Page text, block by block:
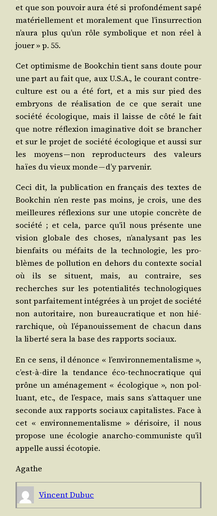
et que son pou­voir aura été si pro­fon­dé­ment sapé
maté­riel­le­ment et mora­le­ment que l’in­sur­rec­tion
n’au­ra plus qu’un rôle sym­bo­lique et non réel à
jouer » p. 55.
Cet opti­misme de Book­chin tient sans doute pour
une part au fait que, aux U.S.A., le cou­rant contre-
culture est ou a été fort, et a mis sur pied des
embryons de réa­li­sa­tion de ce que serait une
socié­té éco­lo­gique, mais il laisse de côté le fait
que notre réflexion ima­gi­na­tive doit se bran­cher
et sur le pro­jet de socié­té éco­lo­gique et aus­si sur
les moyens — non repro­duc­teurs des valeurs
haïes du vieux monde — d’y parvenir.
Ceci dit, la publi­ca­tion en fran­çais des textes de
Book­chin n’en reste pas moins, je crois, une des
meilleures réflexions sur une uto­pie concrète de
socié­té ; et cela, parce qu’il nous pré­sente une
vision glo­bale des choses, n’a­na­ly­sant pas les
bien­faits ou méfaits de la tech­no­lo­gie, les pro­
blèmes de pol­lu­tion en dehors du contexte social
où ils se situent, mais, au contraire, ses
recherches sur les poten­tia­li­tés tech­no­lo­giques
sont par­fai­te­ment inté­grées à un pro­jet de socié­té
non auto­ri­taire, non bureau­cra­tique et non hié­
rar­chique, où l’é­pa­nouis­se­ment de cha­cun dans
la liber­té sera la base des rap­ports sociaux.
En ce sens, il dénonce « l’en­vi­ron­ne­men­ta­lisme »,
c’est-à-dire la ten­dance éco-tech­no­cra­tique qui
prône un amé­na­ge­ment « éco­lo­gique », non pol­
luant, etc., de l’es­pace, mais sans s’at­ta­quer une
seconde aux rap­ports sociaux capi­ta­listes. Face à
cet « envi­ron­ne­men­ta­lisme » déri­soire, il nous
pro­pose une éco­lo­gie anar­cho-com­mu­niste qu’il
appelle aus­si écotopie.
Agathe
Vincent Dubuc